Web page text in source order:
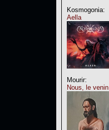
Kosmogonia:
Aella
Mourir:
Nous, le venin